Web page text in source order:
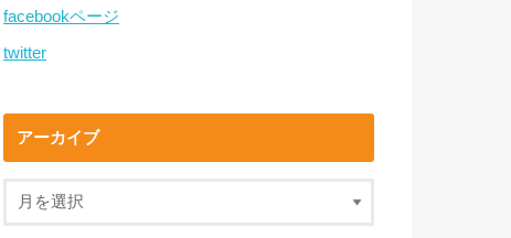
facebookページ
twitter
アーカイブ